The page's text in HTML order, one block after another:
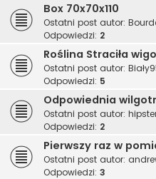
Box 70x70x110
Ostatni post autor:
Odpowiedzi: 2
Roślina Straciła
Ostatni post autor:
Odpowiedzi: 5
Odpowiednia
Ostatni post autor:
Odpowiedzi: 2
Pierwszy raz w
Ostatni post autor:
Odpowiedzi: 3